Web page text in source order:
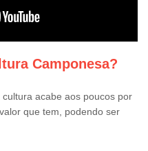
Camponesa?
acabe aos poucos por
que tem, podendo ser